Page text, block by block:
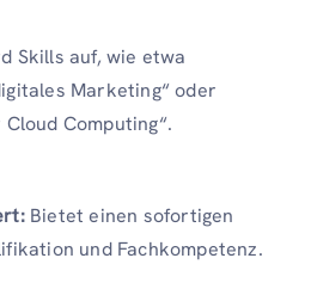
Skills auf, wie etwa
Marketing“ oder
Computing“.
Bietet einen sofortigen
und Fachkompetenz.